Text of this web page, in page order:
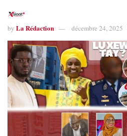
by La Rédaction décembre 24, 2025